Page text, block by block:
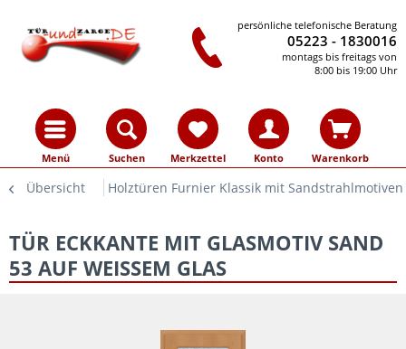
persönliche telefonische Beratung
05223 - 1830016
montags bis freitags von
8:00 bis 19:00 Uhr
Menü Suchen Merkzettel Konto Warenkorb
Übersicht Holztüren Furnier Klassik mit Sandstrahlmotiven
TÜR ECKKANTE MIT GLASMOTIV SAND
53 AUF WEISSEM GLAS